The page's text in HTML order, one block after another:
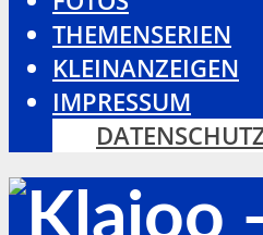
THEMENSERIEN
KLEINANZEIGEN
IMPRESSUM